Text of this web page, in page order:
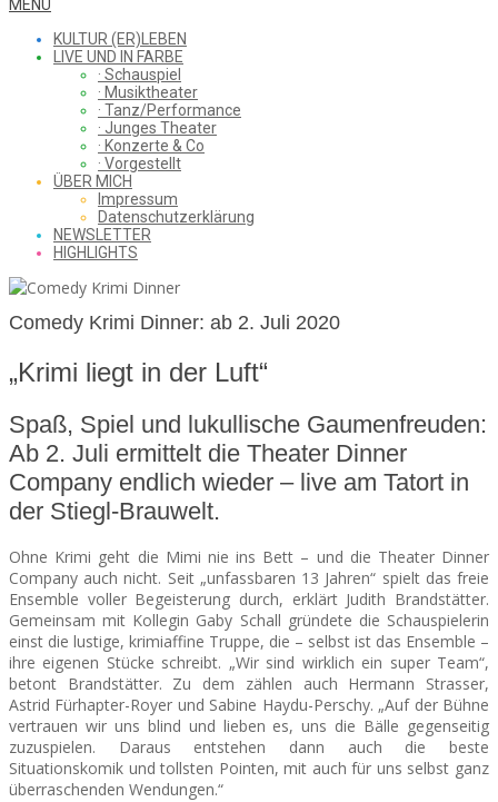
WHAT
SAW
FROM
THE
CHEAP
SEATS
Menu
MENU
KULTUR (ER)LEBEN
LIVE UND IN FARBE
· Schauspiel
· Musiktheater
· Tanz/Performance
· Junges Theater
· Konzerte & Co
· Vorgestellt
ÜBER MICH
Impressum
Datenschutzerklärung
NEWSLETTER
HIGHLIGHTS
Comedy Krimi Dinner: ab 2. Juli 2020
„Krimi liegt in der Luft“
Spaß, Spiel und lukullische Gaumenfreuden:
Ab 2. Juli ermittelt die Theater Dinner
Company endlich wieder – live am Tatort in
der Stiegl-Brauwelt.
Ohne Krimi geht die Mimi nie ins Bett – und die Theater Dinner
Company auch nicht. Seit „unfassbaren 13 Jahren“ spielt das freie
Ensemble voller Begeisterung durch, erklärt Judith Brandstätter.
Gemeinsam mit Kollegin Gaby Schall gründete die Schauspielerin
einst die lustige, krimiaffine Truppe, die – selbst ist das Ensemble –
ihre eigenen Stücke schreibt. „Wir sind wirklich ein super Team“,
betont Brandstätter. Zu dem zählen auch Hermann Strasser,
Astrid Fürhapter-Royer und Sabine Haydu-Perschy. „Auf der Bühne
vertrauen wir uns blind und lieben es, uns die Bälle gegenseitig
zuzuspielen. Daraus entstehen dann auch die beste
Situationskomik und tollsten Pointen, mit auch für uns selbst ganz
überraschenden Wendungen.“